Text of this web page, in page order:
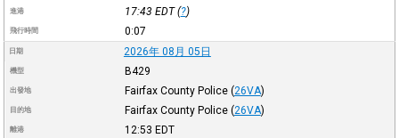
進港 17:43 EDT(?)
飛行時間 0:07
日期 2026年 08月 05日
機型 B429
出發地 Fairfax County Police (26VA)
目的地 Fairfax County Police (26VA)
離港 12:53 EDT